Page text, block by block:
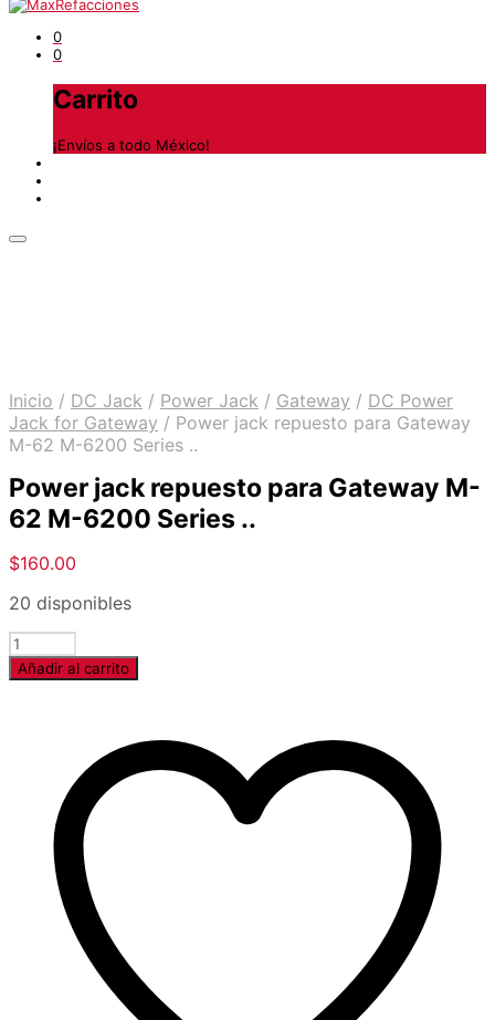
0
0
Carrito
¡Envíos a todo México!
Inicio / DC Jack / Power Jack / Gateway / DC Power
Jack for Gateway / Power jack repuesto para Gateway
M-62 M-6200 Series ..
Power jack repuesto para Gateway M-
62 M-6200 Series ..
$160.00
20 disponibles
Cantidad
Añadir al carrito